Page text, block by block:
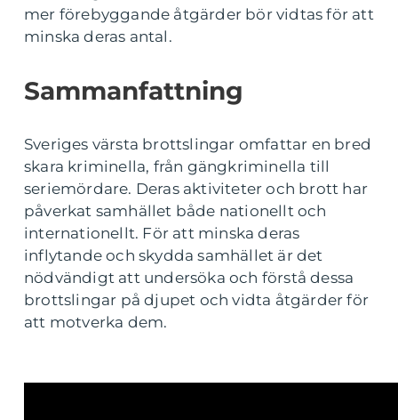
mer förebyggande åtgärder bör vidtas för att
minska deras antal.
Sammanfattning
Sveriges värsta brottslingar omfattar en bred
skara kriminella, från gängkriminella till
seriemördare. Deras aktiviteter och brott har
påverkat samhället både nationellt och
internationellt. För att minska deras
inflytande och skydda samhället är det
nödvändigt att undersöka och förstå dessa
brottslingar på djupet och vidta åtgärder för
att motverka dem.